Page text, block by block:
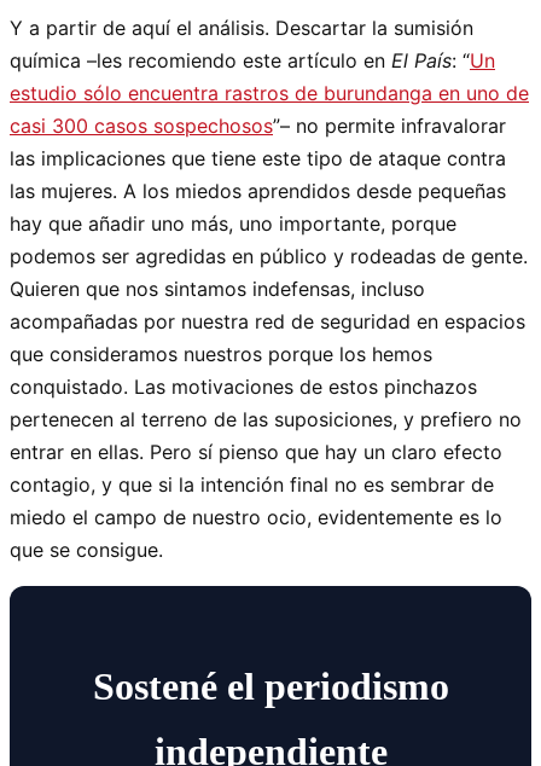
Y a partir de aquí el análisis. Descartar la sumisión
química –les recomiendo este artículo en El País: “Un
estudio sólo encuentra rastros de burundanga en uno de
casi 300 casos sospechosos”– no permite infravalorar
las implicaciones que tiene este tipo de ataque contra
las mujeres. A los miedos aprendidos desde pequeñas
hay que añadir uno más, uno importante, porque
podemos ser agredidas en público y rodeadas de gente.
Quieren que nos sintamos indefensas, incluso
acompañadas por nuestra red de seguridad en espacios
que consideramos nuestros porque los hemos
conquistado. Las motivaciones de estos pinchazos
pertenecen al terreno de las suposiciones, y prefiero no
entrar en ellas. Pero sí pienso que hay un claro efecto
contagio, y que si la intención final no es sembrar de
miedo el campo de nuestro ocio, evidentemente es lo
que se consigue.
Sostené el periodismo
independiente